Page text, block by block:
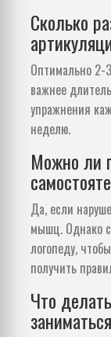
Сколько
Оптимально 2-
важнее
упражнения
неделю.
Можно ли
Да, если
мышц. Однако
логопеду,
получить
Что